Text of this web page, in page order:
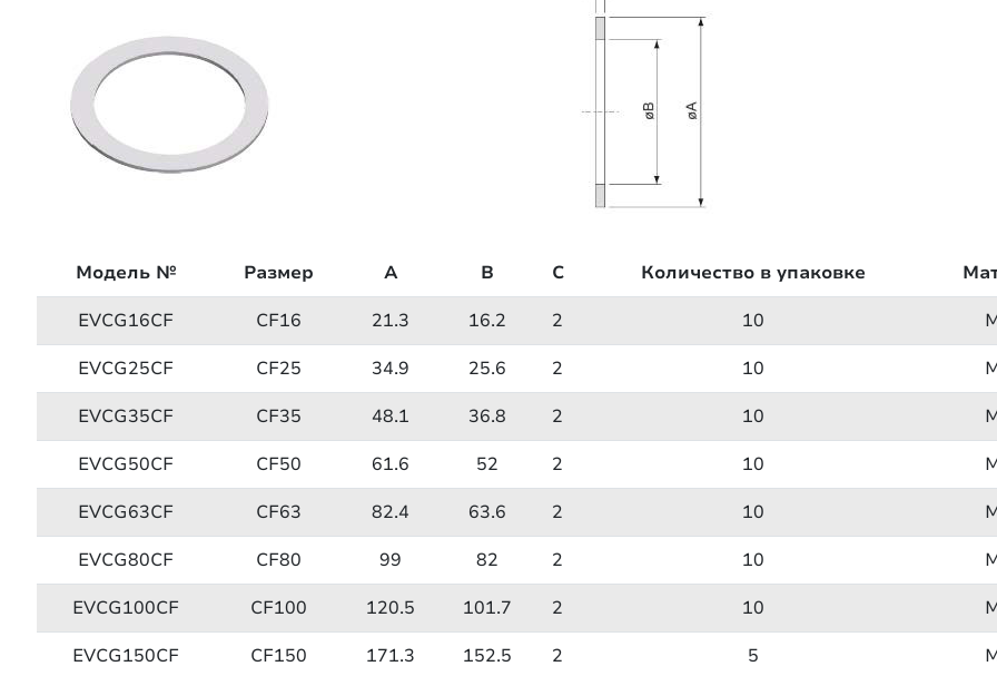
Модель № Размер A B C Количество в упаковке
EVCG16CF
CF16 21.3 16.2 2 10
EVCG25CF
CF25 34.9 25.6 2 10
EVCG35CF
CF35 48.1 36.8 2 10
EVCG50CF
CF50 61.6 52 2 10
EVCG63CF
CF63 82.4 63.6 2 10
EVCG80CF
CF80 99 82 2 10
EVCG100CF
CF100 120.5 101.7 2 10
EVCG150CF
CF150 171.3 152.5 2 5